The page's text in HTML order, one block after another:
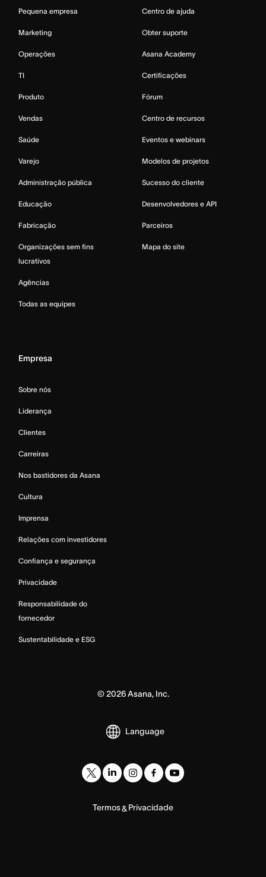
Pequena empresa
Marketing
Operações
TI
Produto
Vendas
Saúde
Varejo
Administração pública
Educação
Fabricação
Organizações sem fins
lucrativos
Agências
Todas as equipes
Centro de ajuda
Obter suporte
Asana Academy
Certificações
Fórum
Centro de recursos
Eventos e webinars
Modelos de projetos
Sucesso do cliente
Desenvolvedores e API
Parceiros
Mapa do site
Empresa
Sobre nós
Liderança
Clientes
Carreiras
Nos bastidores da Asana
Cultura
Imprensa
Relações com investidores
Confiança e segurança
Privacidade
Responsabilidade do
fornecedor
Sustentabilidade e ESG
© 2026Asana, Inc.
Language
Termos& Privacidade